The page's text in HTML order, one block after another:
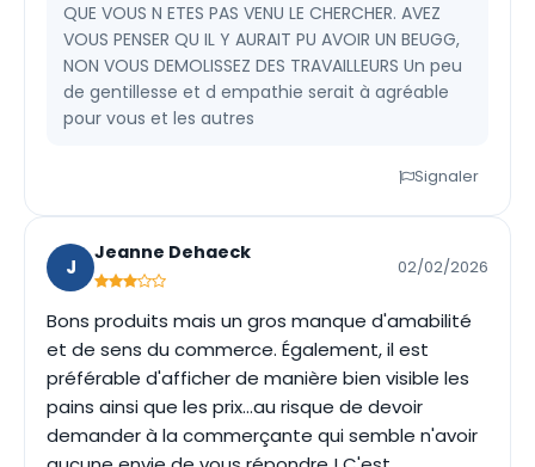
QUE VOUS N ETES PAS VENU LE CHERCHER. AVEZ
VOUS PENSER QU IL Y AURAIT PU AVOIR UN BEUGG,
NON VOUS DEMOLISSEZ DES TRAVAILLEURS Un peu
de gentillesse et d empathie serait à agréable
pour vous et les autres
Signaler
J
Jeanne Dehaeck
02/02/2026
Bons produits mais un gros manque d'amabilité
et de sens du commerce. Également, il est
préférable d'afficher de manière bien visible les
pains ainsi que les prix...au risque de devoir
demander à la commerçante qui semble n'avoir